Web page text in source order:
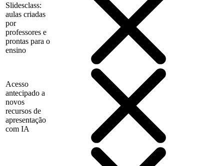
Slidesclass:
aulas criadas
por
professores e
prontas para o
ensino
Acesso
antecipado a
novos
recursos de
apresentação
com IA